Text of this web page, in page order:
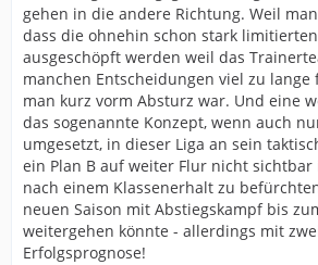
gehen in die andere Richtung. Weil
dass die ohnehin schon stark
ausgeschöpft werden weil das
manchen Entscheidungen viel zu
man kurz vorm Absturz war. Und eine
das sogenannte Konzept, wenn auch
umgesetzt, in dieser Liga an sein
ein Plan B auf weiter Flur nicht sichtbar
nach einem Klassenerhalt zu
neuen Saison mit Abstiegskampf bis
weitergehen könnte - allerdings mit
Erfolgsprognose!